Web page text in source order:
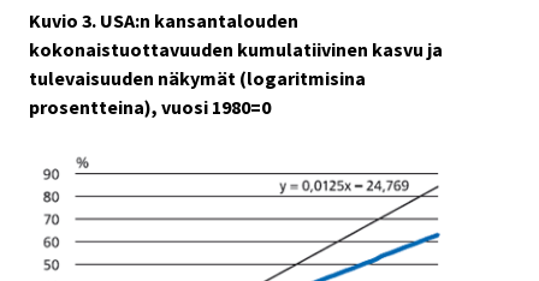
Kuvio 3. USA:n kansantalouden
kokonaistuottavuuden kumulatiivinen kasvu ja
tulevaisuuden näkymät (logaritmisina
prosentteina), vuosi 1980=0